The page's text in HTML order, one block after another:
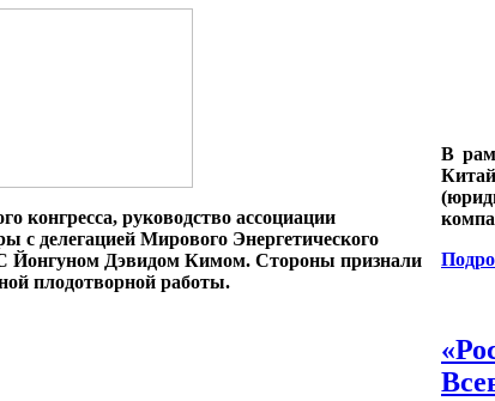
конгресса, руководство ассоциации
с делегацией Мирового Энергетического
Йонгуном Дэвидом Кимом. Стороны признали
плодотворной работы.
В